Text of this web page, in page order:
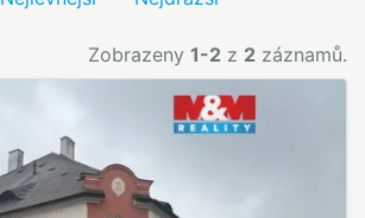
Zobrazeny 1-2 z 2 záznamů.